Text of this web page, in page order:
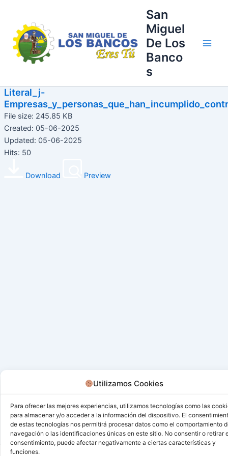
Utilizamos Cookies
Para ofrecer las mejores experiencias, utilizamos tecnologías como las
para almacenar y/o acceder a la información del dispositivo. El
de estas tecnologías nos permitirá procesar datos como el comportamiento
navegación o las identificaciones únicas en este sitio. No consentir o retirar
consentimiento, puede afectar negativamente a ciertas características y
funciones.
contenido
San
Miguel
De Los
Banco
s
Literal_j-
File size: 245.85 KB
Created: 05-06-2025
Updated: 05-06-2025
Hits: 50
Download Preview